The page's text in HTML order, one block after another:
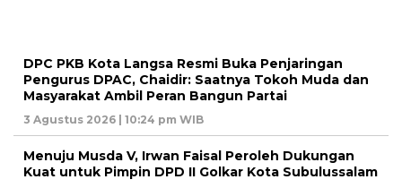
DPC PKB Kota Langsa Resmi Buka Penjaringan
Pengurus DPAC, Chaidir: Saatnya Tokoh Muda dan
Masyarakat Ambil Peran Bangun Partai
3 Agustus 2026 | 10:24 pm WIB
Menuju Musda V, Irwan Faisal Peroleh Dukungan
Kuat untuk Pimpin DPD II Golkar Kota Subulussalam